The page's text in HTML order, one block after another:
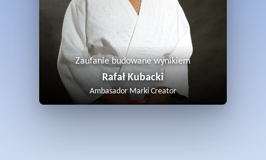
Zaufanie budowane wynikiem
Rafał Kubacki
Ambasador Marki Creator